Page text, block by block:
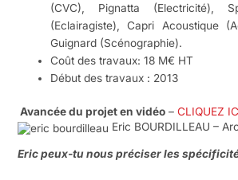
(CVC), Pignatta (Electricité),
(Eclairagiste), Capri Acoustique
Guignard (Scénographie).
Coût des travaux: 18 M€ HT
Début des travaux : 2013
Avancée du projet en vidéo –CLIQUEZ
Eric BOURDILLEAU –
Eric peux-tu nous préciser les